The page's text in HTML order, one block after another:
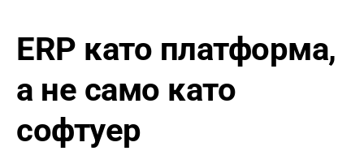
ERP като платформа,
а не само като
софтуер